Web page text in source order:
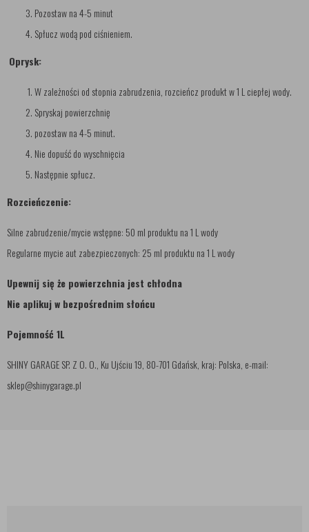
Pozostaw na 4-5 minut
Spłucz wodą pod ciśnieniem.
Oprysk:
W zależności od stopnia zabrudzenia, rozcieńcz produkt w 1 L ciepłej wody.
Spryskaj powierzchnię
pozostaw na 4-5 minut.
Nie dopuść do wyschnięcia
Następnie spłucz.
Rozcieńczenie:
Silne zabrudzenie/mycie wstępne: 50 ml produktu na 1 L wody
Regularne mycie aut zabezpieczonych: 25 ml produktu na 1 L wody
Upewnij się że powierzchnia jest chłodna
Nie aplikuj w bezpośrednim słońcu
Pojemność 1L
SHINY GARAGE SP. Z O. O., Ku Ujściu 19, 80-701 Gdańsk, kraj: Polska, e-mail:
sklep@shinygarage.pl